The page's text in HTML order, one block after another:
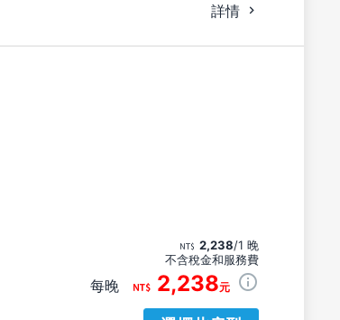
詳情
2,238/1 晚
不含稅金和服務費
每晚 2,238元